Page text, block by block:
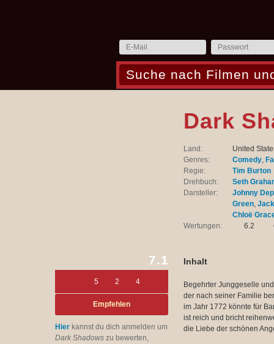
7.1
5 2 4
Empfehlen
Hier kannst du dich anmelden um
Dark Shadows zu bewerten,
Dark
Land:
United
Genres:
Comedy,
Regie:
Tim Burton
Drehbuch:
Seth
Darsteller:
Johnny
Green,
Chloë
Wertungen:
6.2
Inhalt
Begehrter Junggeselle
der nach seiner Familie
im Jahr 1772 könnte für
ist reich und bricht
die Liebe der schönen